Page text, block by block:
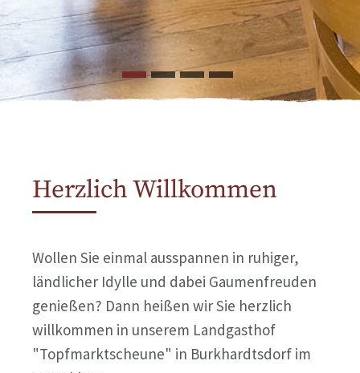
Herzlich Willkommen
Wollen Sie einmal ausspannen in ruhiger,
ländlicher Idylle und dabei Gaumenfreuden
genießen? Dann heißen wir Sie herzlich
willkommen in unserem Landgasthof
"Topfmarktscheune" in Burkhardtsdorf im